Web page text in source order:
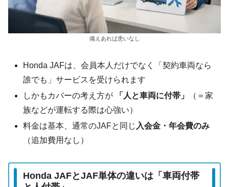
備えあれば患いなし
Honda JAFは、会員本人だけでなく「契約車両なら
誰でも」サービスを受けられます
しかもカバーの考え方が
「人と車両に付帯」
（＝家
族などが運転する際は心強い）
料金は基本、通常のJAFと同じ 入会金・年会費のみ
（追加費用なし）
Honda JAFとJAF単体の違いは「車両付帯